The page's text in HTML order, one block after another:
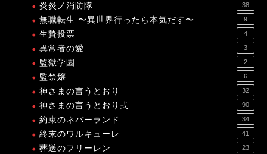
炎炎ノ消防隊 38
無職転生 〜異世界行ったら本気だす〜 9
生贄投票 4
異常者の愛 3
監獄学園 2
監禁嬢 6
神さまの言うとおり 32
神さまの言うとおり弍 90
約束のネバーランド 34
終末のワルキューレ 41
葬送のフリーレン 23